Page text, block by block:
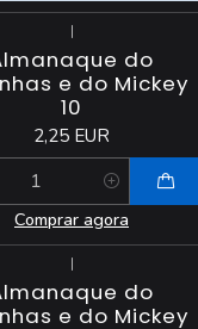
|
do
e do Mickey
10
2,25 EUR
Comprar agora
|
do
e do Mickey